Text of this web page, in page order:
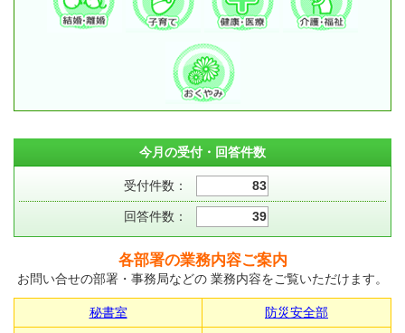
今月の受付・回答件数
受付件数： 83
回答件数： 39
各部署の業務内容ご案内
お問い合せの部署・事務局などの 業務内容をご覧いただけます。
秘書室
防災安全部